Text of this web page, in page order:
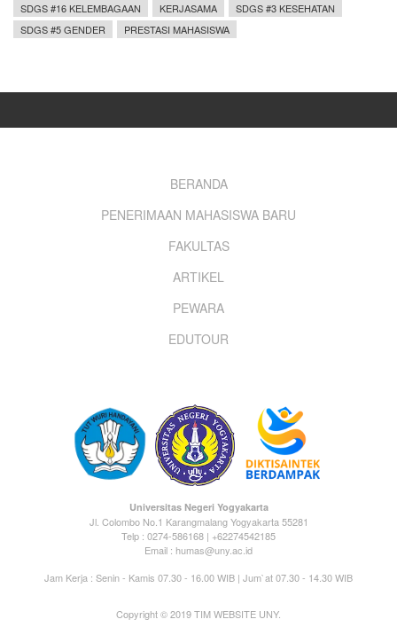
SDGS #16 KELEMBAGAAN
KERJASAMA
SDGS #3 KESEHATAN
SDGS #5 GENDER
PRESTASI MAHASISWA
BERANDA
PENERIMAAN MAHASISWA BARU
FAKULTAS
ARTIKEL
PEWARA
EDUTOUR
Universitas Negeri Yogyakarta
Jl. Colombo No.1 Karangmalang Yogyakarta 55281
Telp : 0274-586168 | +62274542185
Email : humas@uny.ac.id
Jam Kerja : Senin - Kamis 07.30 - 16.00 WIB | Jum`at 07.30 - 14.30 WIB
Copyright © 2019 TIM WEBSITE UNY.